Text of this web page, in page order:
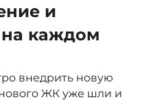
и
каждом
внедрить новую
ЖК уже шли и